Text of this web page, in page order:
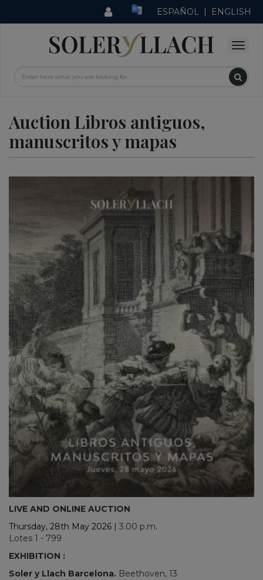
ESPAÑOL | ENGLISH
Auction Libros antiguos,
manuscritos y mapas
LIVE AND ONLINE AUCTION
Thursday, 28th May 2026 | 3.00 p.m.
Lotes 1 - 799
EXHIBITION :
Soler y Llach Barcelona. Beethoven, 13